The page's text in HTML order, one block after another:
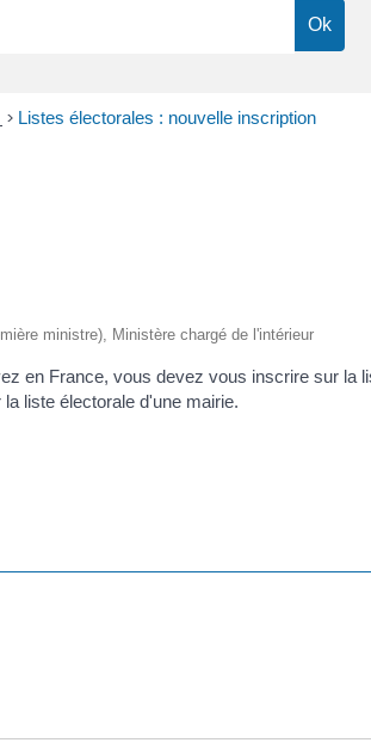
> Listes électorales : nouvelle inscription
ministre), Ministère chargé de l'intérieur
en France, vous devez vous inscrire sur la
liste électorale d'une mairie.